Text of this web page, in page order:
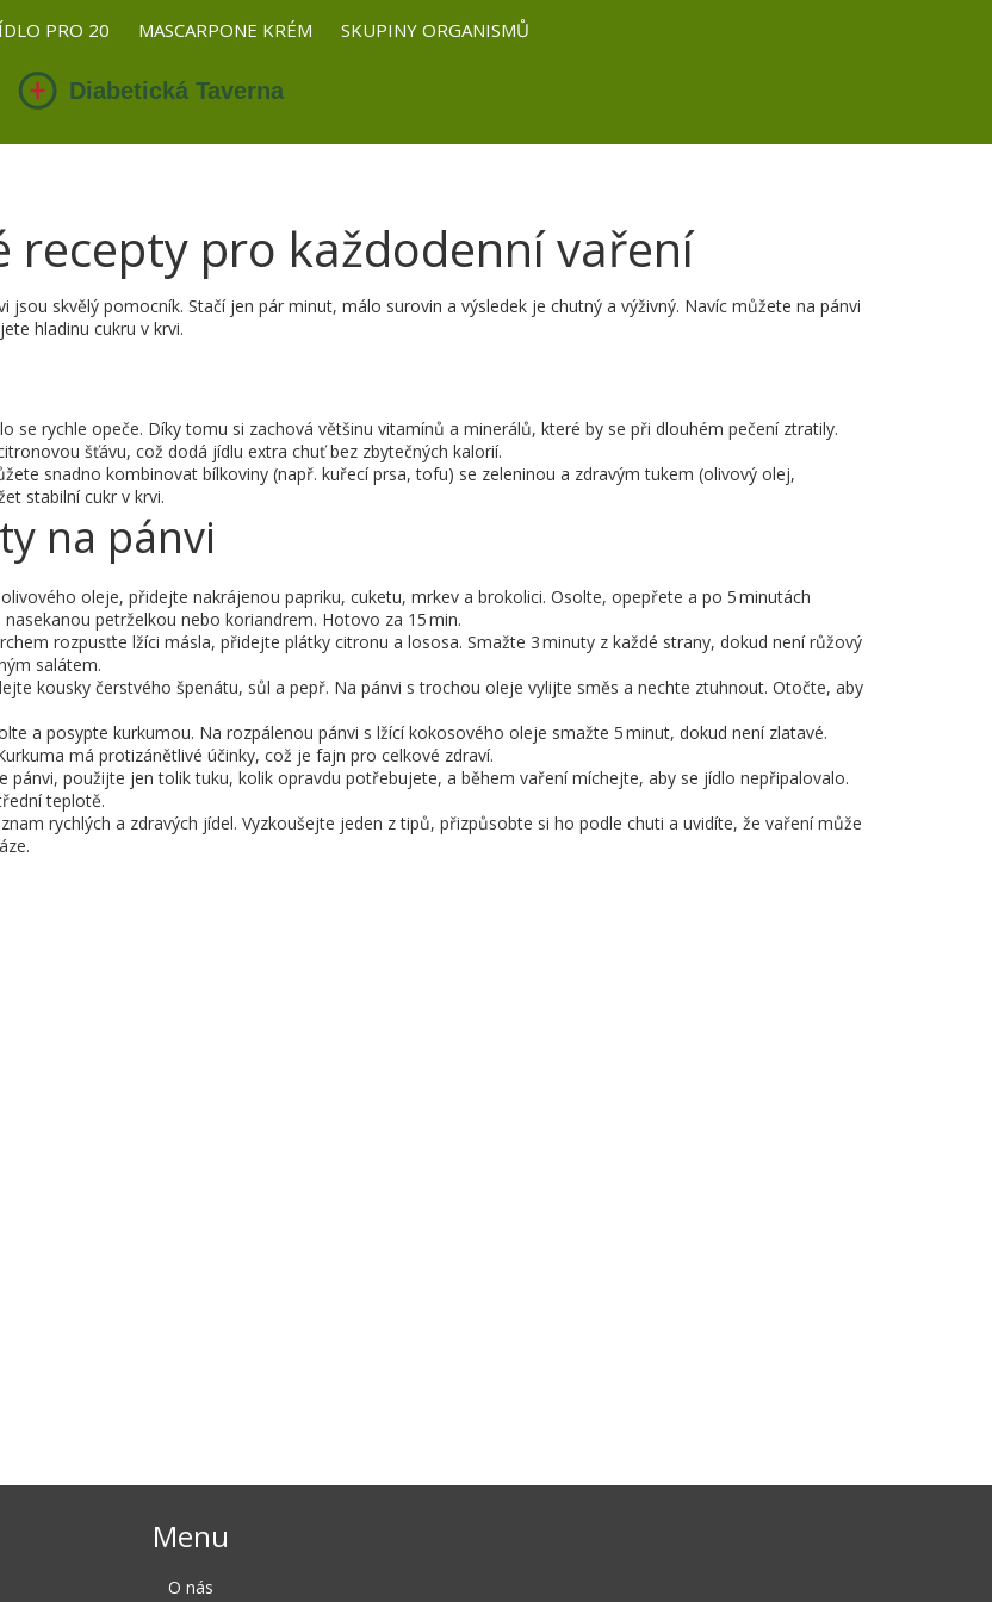
PRO 20 MASCARPONE KRÉM SKUPINY ORGANISMŮ
recepty pro každodenní vaření
skvělý pomocník. Stačí jen pár minut, málo surovin a výsledek je chutný a výživný. Navíc můžete na pánvi
hladinu cukru v krvi.
se rychle opeče. Díky tomu si zachová většinu vitamínů a minerálů, které by se při dlouhém pečení ztratily.
šťávu, což dodá jídlu extra chuť bez zbytečných kalorií.
snadno kombinovat bílkoviny (např. kuřecí prsa, tofu) se zeleninou a zdravým tukem (olivový olej,
stabilní cukr v krvi.
na pánvi
oleje, přidejte nakrájenou papriku, cuketu, mrkev a brokolici. Osolte, opepřete a po 5 minutách
petrželkou nebo koriandrem. Hotovo za 15 min.
rozpusťte lžíci másla, přidejte plátky citronu a lososa. Smažte 3 minuty z každé strany, dokud není růžový
salátem.
kousky čerstvého špenátu, sůl a pepř. Na pánvi s trochou oleje vylijte směs a nechte ztuhnout. Otočte, aby
a posypte kurkumou. Na rozpálenou pánvi s lžící kokosového oleje smažte 5 minut, dokud není zlatavé.
má protizánětlivé účinky, což je fajn pro celkové zdraví.
použijte jen tolik tuku, kolik opravdu potřebujete, a během vaření míchejte, aby se jídlo nepřipalovalo.
teplotě.
rychlých a zdravých jídel. Vyzkoušejte jeden z tipů, přizpůsobte si ho podle chuti a uvidíte, že vaření může
Menu
O nás